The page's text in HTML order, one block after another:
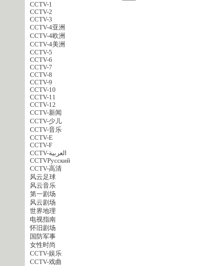
CCTV-1
CCTV-2
CCTV-3
CCTV-4亚洲
CCTV-4欧洲
CCTV-4美洲
CCTV-5
CCTV-6
CCTV-7
CCTV-8
CCTV-9
CCTV-10
CCTV-11
CCTV-12
CCTV-新闻
CCTV-少儿
CCTV-音乐
CCTV-E
CCTV-F
CCTV-العربية
CCTVPусский
CCTV-高清
风云足球
风云音乐
第一剧场
风云剧场
世界地理
电视指南
怀旧剧场
国防军事
女性时尚
CCTV-娱乐
CCTV-戏曲